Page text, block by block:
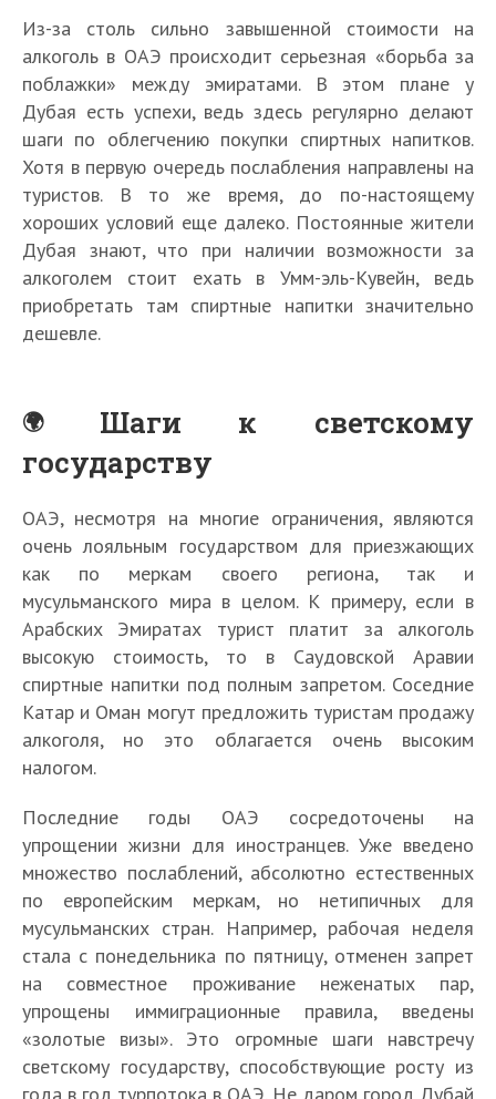
Из-за столь сильно завышенной стоимости на
алкоголь в ОАЭ происходит серьезная «борьба за
поблажки» между эмиратами. В этом плане у
Дубая есть успехи, ведь здесь регулярно делают
шаги по облегчению покупки спиртных напитков.
Хотя в первую очередь послабления направлены на
туристов. В то же время, до по-настоящему
хороших условий еще далеко. Постоянные жители
Дубая знают, что при наличии возможности за
алкоголем стоит ехать в Умм-эль-Кувейн, ведь
приобретать там спиртные напитки значительно
дешевле.
Шаги к светскому
государству
ОАЭ, несмотря на многие ограничения, являются
очень лояльным государством для приезжающих
как по меркам своего региона, так и
мусульманского мира в целом. К примеру, если в
Арабских Эмиратах турист платит за алкоголь
высокую стоимость, то в Саудовской Аравии
спиртные напитки под полным запретом. Соседние
Катар и Оман могут предложить туристам продажу
алкоголя, но это облагается очень высоким
налогом.
Последние годы ОАЭ сосредоточены на
упрощении жизни для иностранцев. Уже введено
множество послаблений, абсолютно естественных
по европейским меркам, но нетипичных для
мусульманских стран. Например, рабочая неделя
стала с понедельника по пятницу, отменен запрет
на совместное проживание неженатых пар,
упрощены иммиграционные правила, введены
«золотые визы». Это огромные шаги навстречу
светскому государству, способствующие росту из